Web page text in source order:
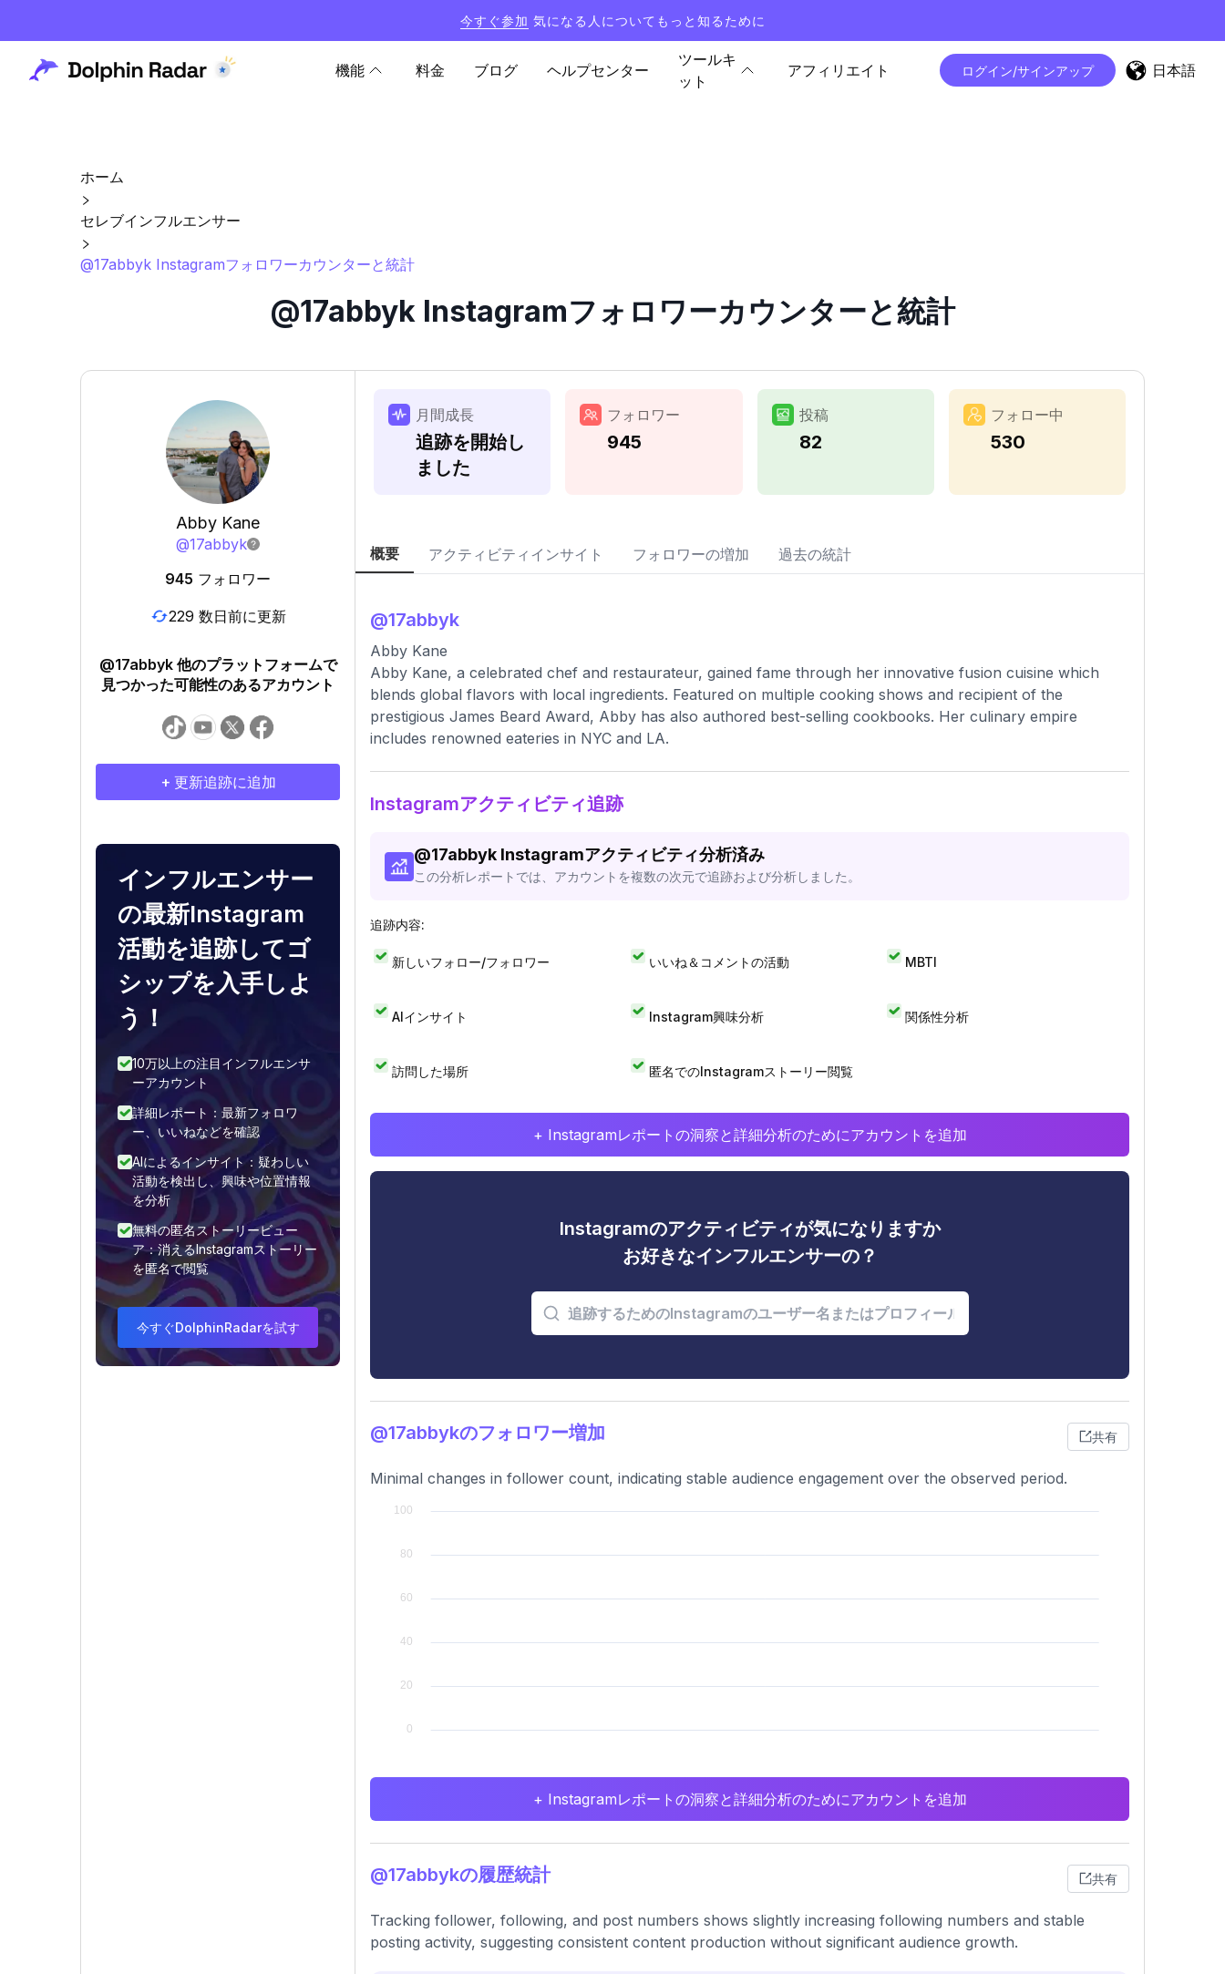
今すぐ参加 気になる人についてもっと知るために
機能 料金 ブログ ヘルプセンター
ツールキ
ット
アフィリエイト ログイン/サインアップ 日本語
ホーム
セレブインフルエンサー
@17abbyk Instagramフォロワーカウンターと統計
@17abbyk Instagramフォロワーカウンターと統計
Abby Kane
@17abbyk
945 フォロワー
229 数日前に更新
@17abbyk 他のプラットフォームで
見つかった可能性のあるアカウント
+ 更新追跡に追加
インフルエンサー
の最新Instagram
活動を追跡してゴ
シップを入手しよ
う！
10万以上の注目インフルエンサ
ーアカウント
詳細レポート：最新フォロワ
ー、いいねなどを確認
AIによるインサイト：疑わしい
活動を検出し、興味や位置情報
を分析
無料の匿名ストーリービュー
ア：消えるInstagramストーリー
を匿名で閲覧
今すぐDolphinRadarを試す
月間成長
追跡を開始し
ました
フォロワー
945
投稿
82
フォロー中
530
概要 アクティビティインサイト フォロワーの増加 過去の統計
@17abbyk
Abby Kane
Abby Kane, a celebrated chef and restaurateur, gained fame through her innovative fusion cuisine which
blends global flavors with local ingredients. Featured on multiple cooking shows and recipient of the
prestigious James Beard Award, Abby has also authored best-selling cookbooks. Her culinary empire
includes renowned eateries in NYC and LA.
Instagramアクティビティ追跡
@17abbyk Instagramアクティビティ分析済み
この分析レポートでは、アカウントを複数の次元で追跡および分析しました。
追跡内容:
新しいフォロー/フォロワー いいね＆コメントの活動 MBTI
AIインサイト Instagram興味分析 関係性分析
訪問した場所 匿名でのInstagramストーリー閲覧
+ Instagramレポートの洞察と詳細分析のためにアカウントを追加
Instagramのアクティビティが気になりますか
お好きなインフルエンサーの？
@17abbykのフォロワー増加 共有
Minimal changes in follower count, indicating stable audience engagement over the observed period.
+ Instagramレポートの洞察と詳細分析のためにアカウントを追加
@17abbykの履歴統計 共有
Tracking follower, following, and post numbers shows slightly increasing following numbers and stable
posting activity, suggesting consistent content production without significant audience growth.